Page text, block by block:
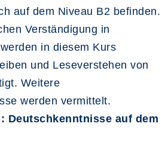
auf dem Niveau B2 befinden.
Verständigung in
in diesem Kurs
und Leseverstehen von
Weitere
werden vermittelt.
Deutschkenntnisse auf dem